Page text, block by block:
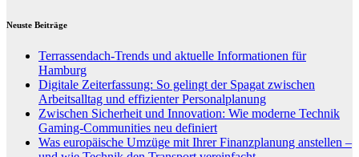
Neuste Beiträge
Terrassendach-Trends und aktuelle Informationen für
Hamburg
Digitale Zeiterfassung: So gelingt der Spagat zwischen
Arbeitsalltag und effizienter Personalplanung
Zwischen Sicherheit und Innovation: Wie moderne Technik
Gaming-Communities neu definiert
Was europäische Umzüge mit Ihrer Finanzplanung anstellen –